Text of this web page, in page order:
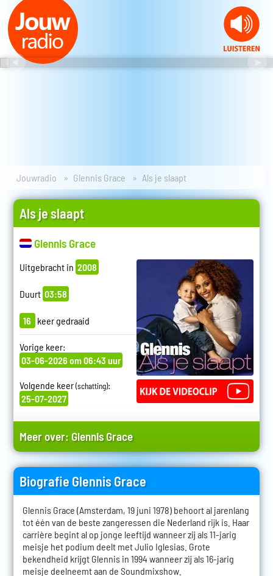
Jouwradio Glennis Grace Als je slaapt
Als je slaapt
Glennis Grace
Uitgebracht in 2008
Duurt 03:58
16 keer gedraaid
Vorige keer:
03-06-2026 om 06:43 uur
Volgende keer(schatting):
25-07-2027
Meer over: Glennis Grace
Biografie Glennis Grace
Glennis Grace (Amsterdam, 19 juni 1978) behoort al jarenlang
tot één van de beste zangeressen die Nederland rijk is. Haar
carrière begint al op jonge leeftijd wanneer zij als 11-jarig
meisje het podium deelt met Julio Iglesias. Grote
bekendheid krijgt Glennis in 1994 wanneer zij als 16-jarig
meisje deelneemt aan de Soundmixshow.